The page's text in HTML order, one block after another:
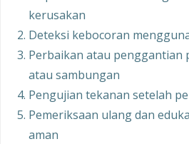
kerusakan
Deteksi kebocoran
Perbaikan atau penggantian
atau sambungan
Pengujian tekanan setelah
Pemeriksaan ulang dan
aman